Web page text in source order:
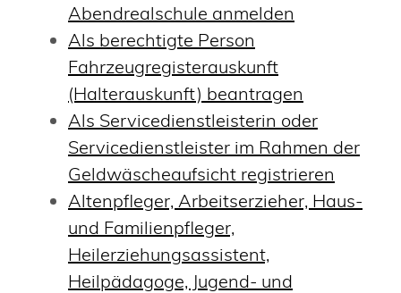
Abendrealschule anmelden
Als berechtigte Person
Fahrzeugregisterauskunft
(Halterauskunft) beantragen
Als Servicedienstleisterin oder
Servicedienstleister im Rahmen der
Geldwäscheaufsicht registrieren
Altenpfleger, Arbeitserzieher, Haus-
und Familienpfleger,
Heilerziehungsassistent,
Heilpädagoge, Jugend- und